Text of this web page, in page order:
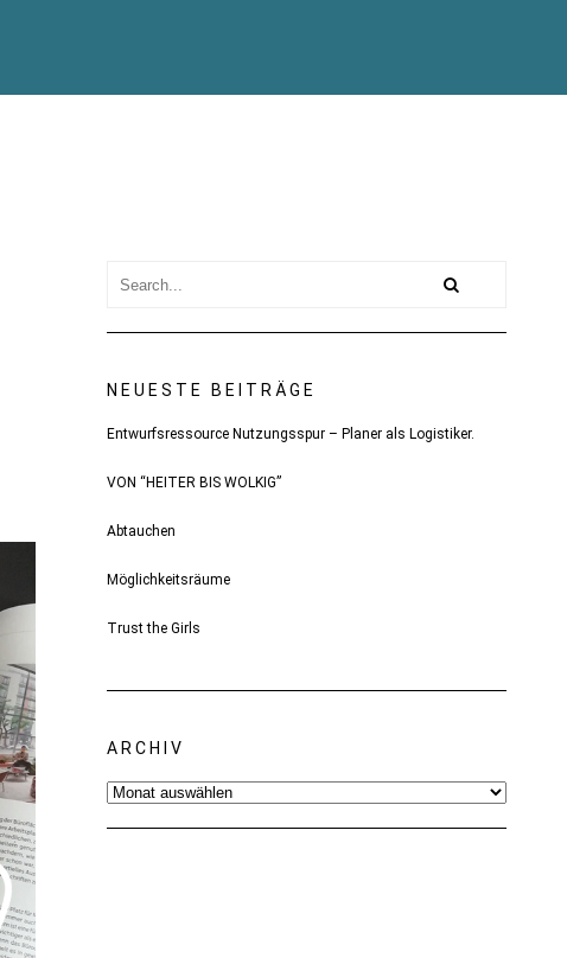
NEUESTE BEITRÄGE
Entwurfsressource Nutzungsspur – Planer als Logistiker.
VON “HEITER BIS WOLKIG”
Abtauchen
Möglichkeitsräume
Trust the Girls
ARCHIV
Archiv